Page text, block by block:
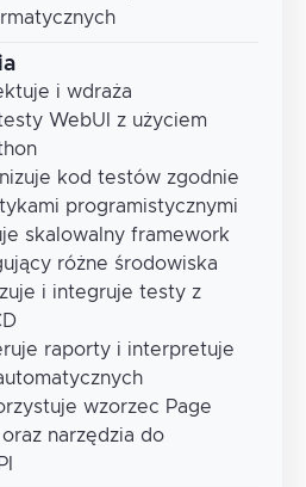
i wdraża
WebUI z użyciem
kod testów zgodnie
programistycznymi
skalowalny framework
różne środowiska
i integruje testy z
raporty i interpretuje
wzorzec Page
narzędzia do